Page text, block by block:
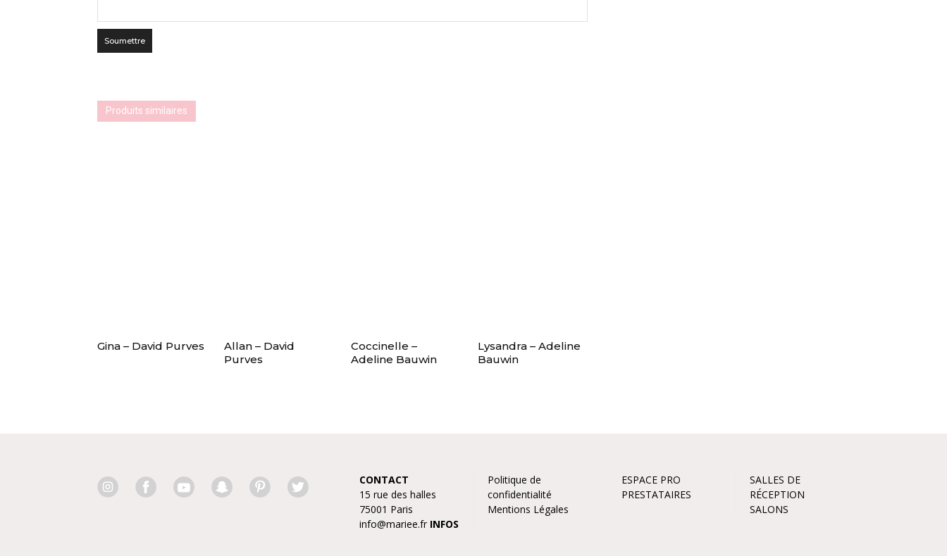
Produits similaires
Gina – David Purves
Allan – David
Purves
Coccinelle –
Adeline Bauwin
Lysandra – Adeline
Bauwin
CONTACT
15 rue des halles
75001 Paris
info@mariee.fr INFOS
Politique de
confidentialité
Mentions Légales
ESPACE PRO
PRESTATAIRES
SALLES DE
RÉCEPTION
SALONS